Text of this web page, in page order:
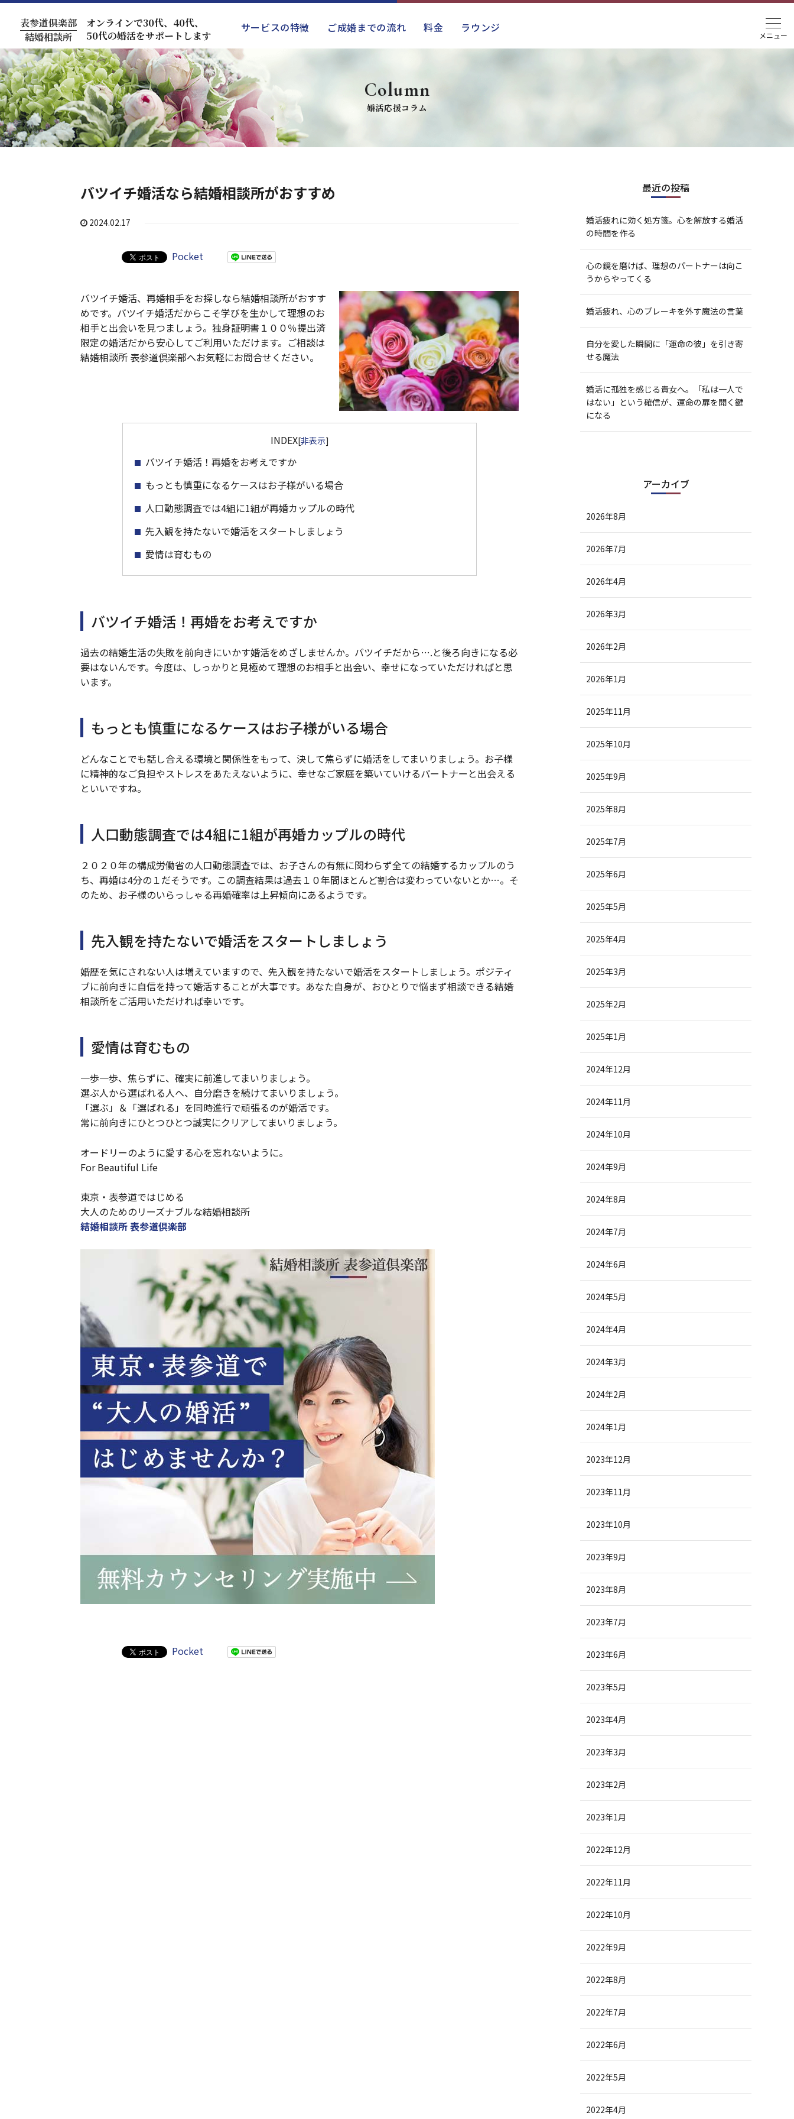
結婚相談所
表参道倶楽部
オンラインで30代、40代、
50代の婚活をサポートします
サービスの特徴 ご成婚までの流れ 料金 ラウンジ
Column
婚活応援コラム
バツイチ婚活なら結婚相談所がおすすめ
2024.02.17
Pocket
バツイチ婚活、再婚相手をお探しなら結婚相談所がおすす
めです。バツイチ婚活だからこそ学びを生かして理想のお
相手と出会いを見つましょう。独身証明書１００％提出済
限定の婚活だから安心してご利用いただけます。ご相談は
結婚相談所 表参道倶楽部へお気軽にお問合せください。
INDEX[非表示]
バツイチ婚活！再婚をお考えですか
もっとも慎重になるケースはお子様がいる場合
人口動態調査では4組に1組が再婚カップルの時代
先入観を持たないで婚活をスタートしましょう
愛情は育むもの
バツイチ婚活！再婚をお考えですか
過去の結婚生活の失敗を前向きにいかす婚活をめざしませんか。バツイチだから….と後ろ向きになる必
要はないんです。今度は、しっかりと見極めて理想のお相手と出会い、幸せになっていただければと思
います。
もっとも慎重になるケースはお子様がいる場合
どんなことでも話し合える環境と関係性をもって、決して焦らずに婚活をしてまいりましょう。お子様
に精神的なご負担やストレスをあたえないように、幸せなご家庭を築いていけるパートナーと出会える
といいですね。
人口動態調査では4組に1組が再婚カップルの時代
２０２０年の構成労働省の人口動態調査では、お子さんの有無に関わらず全ての結婚するカップルのう
ち、再婚は4分の１だそうです。この調査結果は過去１０年間ほとんど割合は変わっていないとか…。そ
のため、お子様のいらっしゃる再婚確率は上昇傾向にあるようです。
先入観を持たないで婚活をスタートしましょう
婚歴を気にされない人は増えていますので、先入観を持たないで婚活をスタートしましょう。ポジティ
ブに前向きに自信を持って婚活することが大事です。あなた自身が、おひとりで悩まず相談できる結婚
相談所をご活用いただければ幸いです。
愛情は育むもの
一歩一歩、焦らずに、確実に前進してまいりましょう。
選ぶ人から選ばれる人へ、自分磨きを続けてまいりましょう。
「選ぶ」＆「選ばれる」を同時進行で頑張るのが婚活です。
常に前向きにひとつひとつ誠実にクリアしてまいりましょう。
オードリーのように愛する心を忘れないように。
For Beautiful Life
東京・表参道ではじめる
大人のためのリーズナブルな結婚相談所
結婚相談所 表参道倶楽部
Pocket
最近の投稿
婚活疲れに効く処方箋。心を解放する婚活
の時間を作る
心の鏡を磨けば、理想のパートナーは向こ
うからやってくる
婚活疲れ、心のブレーキを外す魔法の言葉
自分を愛した瞬間に「運命の彼」を引き寄
せる魔法
婚活に孤独を感じる貴女へ。「私は一人で
はない」という確信が、運命の扉を開く鍵
になる
アーカイブ
2026年8月
2026年7月
2026年4月
2026年3月
2026年2月
2026年1月
2025年11月
2025年10月
2025年9月
2025年8月
2025年7月
2025年6月
2025年5月
2025年4月
2025年3月
2025年2月
2025年1月
2024年12月
2024年11月
2024年10月
2024年9月
2024年8月
2024年7月
2024年6月
2024年5月
2024年4月
2024年3月
2024年2月
2024年1月
2023年12月
2023年11月
2023年10月
2023年9月
2023年8月
2023年7月
2023年6月
2023年5月
2023年4月
2023年3月
2023年2月
2023年1月
2022年12月
2022年11月
2022年10月
2022年9月
2022年8月
2022年7月
2022年6月
2022年5月
2022年4月